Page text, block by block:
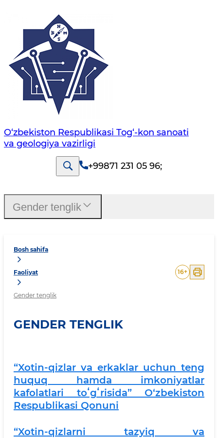
O‘zbekiston Respublikasi Tog‘-kon sanoati
va geologiya vazirligi
+99871 231 05 96;
Bosh sahifa
Faoliyat
Gender tenglik
16+
GENDER TENGLIK
“Xotin-qizlar va erkaklar uchun teng
huquq hamda imkoniyatlar
kafolatlari toʻgʻrisida” O‘zbekiston
Respublikasi Qonuni
“Xotin-qizlarni tazyiq va
Gender tenglik